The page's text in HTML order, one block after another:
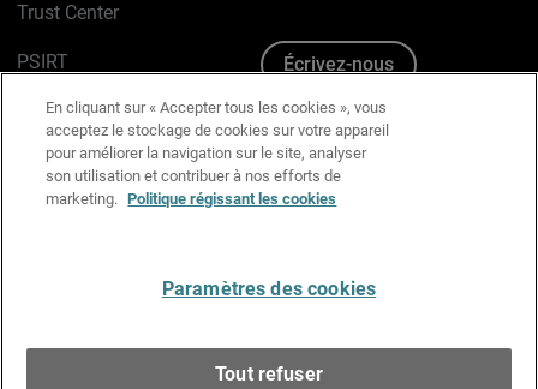
Trust Center
PSIRT
Avis sur les cookies
Politique de confidentialité
Charte Graphique
Écrivez-nous
En cliquant sur « Accepter tous les cookies », vous
acceptez le stockage de cookies sur votre appareil
pour améliorer la navigation sur le site, analyser
son utilisation et contribuer à nos efforts de
marketing. Politique régissant les cookies
Paramètres des cookies
Tout refuser